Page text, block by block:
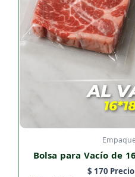
Bolsa para Vacío de
$ 170